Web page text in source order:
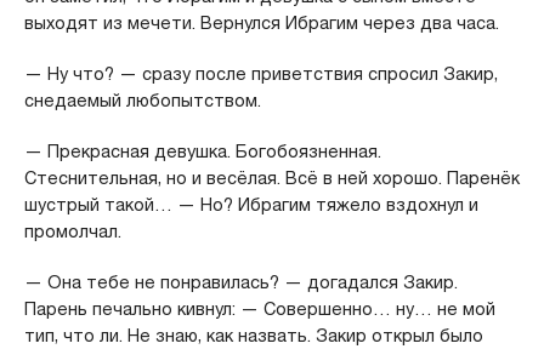
выходят из мечети. Вернулся Ибрагим через два часа.
— Ну что? — сразу после приветствия спросил Закир,
снедаемый любопытством.
— Прекрасная девушка. Богобоязненная.
Стеснительная, но и весёлая. Всё в ней хорошо. Паренёк
шустрый такой… — Но? Ибрагим тяжело вздохнул и
промолчал.
— Она тебе не понравилась? — догадался Закир.
Парень печально кивнул: — Совершенно… ну… не мой
тип, что ли. Не знаю, как назвать. Закир открыл было